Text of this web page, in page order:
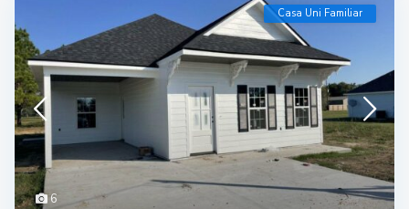
6
Casa Uni Familiar